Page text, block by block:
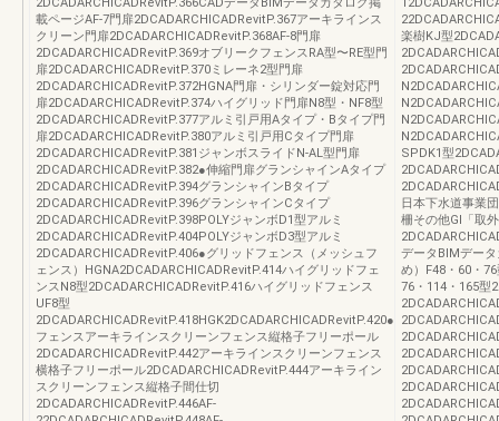
載ページAF-7門扉2DCADARCHICADRevitP.367アーキラインス
クリーン門扉2DCADARCHICADRevitP.368AF-8門扉
2DCADARCHICADRevitP.369オブリークフェンスRA型〜RE型門
扉2DCADARCHICADRevitP.370ミレーネ2型門扉
2DCADARCHICADRevitP.372HGNA門扉・シリンダー錠対応門
扉2DCADARCHICADRevitP.374ハイグリッド門扉N8型・NF8型
2DCADARCHICADRevitP.377アルミ引戸用Aタイプ・Bタイプ門
扉2DCADARCHICADRevitP.380アルミ引戸用Cタイプ門扉
2DCADARCHICADRevitP.381ジャンボスライドN-AL型門扉
2DCADARCHICADRevitP.382●伸縮門扉グランシャインAタイプ
2DCADARCHICADRevitP.394グランシャインBタイプ
2DCADARCHICADRevitP.396グランシャインCタイプ
2DCADARCHICADRevitP.398POLYジャンボD1型アルミ
2DCADARCHICADRevitP.404POLYジャンボD3型アルミ
2DCADARCHICADRevitP.406●グリッドフェンス（メッシュフ
ェンス）HGNA2DCADARCHICADRevitP.414ハイグリッドフェ
ンスN8型2DCADARCHICADRevitP.416ハイグリッドフェンス
UF8型
2DCADARCHICADRevitP.418HGK2DCADARCHICADRevitP.420●
フェンスアーキラインスクリーンフェンス縦格子フリーポール
2DCADARCHICADRevitP.442アーキラインスクリーンフェンス
横格子フリーポール2DCADARCHICADRevitP.444アーキライン
スクリーンフェンス縦格子間仕切
2DCADARCHICADRevitP.446AF-
楽樹KJ型
SPDK1型
日本下水道事業
柵その他GI「取
データBIMデー
め）F48・60・
76・114・165型